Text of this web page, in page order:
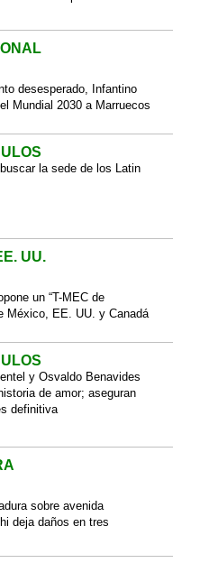
desesperado, Infantino
Mundial 2030 a Marruecos
la sede de los Latin
UU.
un “T-MEC de
México, EE. UU. y Canadá
y Osvaldo Benavides
de amor; aseguran
definitiva
sobre avenida
deja daños en tres